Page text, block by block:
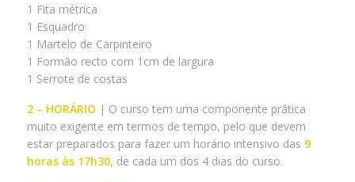
1 Fita métrica
1 Esquadro
1 Martelo de Carpinteiro
1 Formão recto com 1cm de largura
1 Serrote de costas
2 – HORÁRIO | O curso tem uma componente prática
muito exigente em termos de tempo, pelo que devem
estar preparados para fazer um horário intensivo das 9
horas às 17h30, de cada um dos 4 dias do curso.